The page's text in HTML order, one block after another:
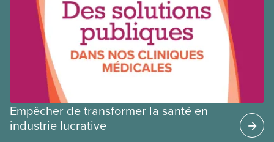
Empêcher de transformer la santé en
industrie lucrative